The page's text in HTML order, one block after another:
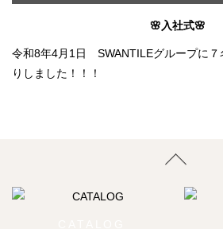
🌸入社式🌸
令和8年4月1日 SWANTILEグループに７
りしました！！！